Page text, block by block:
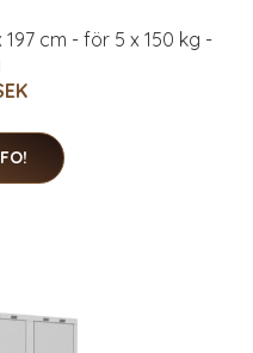
cm - för 5 x 150 kg -